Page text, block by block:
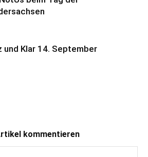
und Klar 14. September
kommentieren